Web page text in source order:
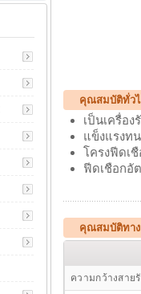
คุณสมบัติทั่วไ
เป็นเครื่อ
แข็งแรงท
โครงฟีดเ
ฟีดเชือกอั
คุณสมบัติทา
ความกว้างสาย